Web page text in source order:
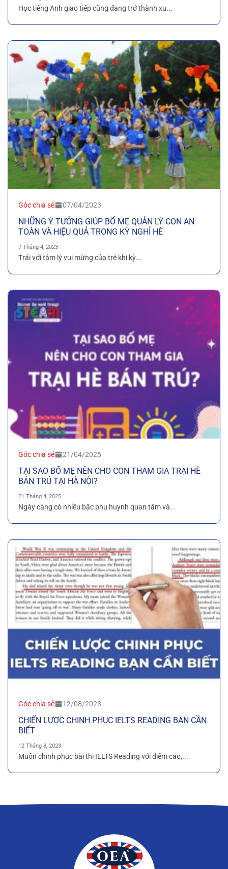
Học tiếng Anh giao tiếp cũng đang trở thành xu...
Góc chia sẻ 07/04/2023
NHỮNG Ý TƯỞNG GIÚP BỐ MẸ QUẢN LÝ CON AN
TOÀN VÀ HIỆU QUẢ TRONG KỲ NGHỈ HÈ
7 Tháng 4, 2023
Trái với tâm lý vui mừng của trẻ khi kỳ...
Góc chia sẻ 21/04/2025
TẠI SAO BỐ MẸ NÊN CHO CON THAM GIA TRẠI HÈ
BÁN TRÚ TẠI HÀ NỘI?
21 Tháng 4, 2025
Ngày càng có nhiều bậc phụ huynh quan tâm và...
Góc chia sẻ 12/08/2023
CHIẾN LƯỢC CHINH PHỤC IELTS READING BẠN CẦN
BIẾT
12 Tháng 8, 2023
Muốn chinh phục bài thi IELTS Reading với điểm cao,...